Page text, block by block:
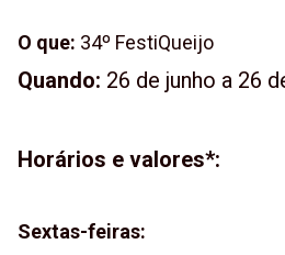
O que: 34º FestiQueijo
Quando: 26 de junho a 26
Horários e valores*:
Sextas-feiras: